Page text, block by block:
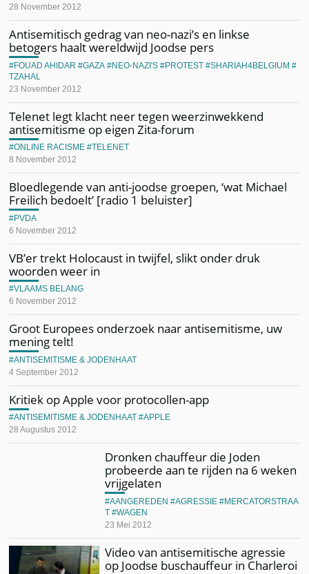
28 November 2012
Antisemitisch gedrag van neo-nazi’s en linkse
betogers haalt wereldwijd Joodse pers
23 November 2012
FOUAD AHIDAR GAZA NEO-NAZI'S PROTEST
SHARIAH4BELGIUM
TZAHAL
Telenet legt klacht neer tegen weerzinwekkend
antisemitisme op eigen Zita-forum
8 November 2012
ONLINE RACISME TELENET
Bloedlegende van anti-joodse groepen, ‘wat Michael
Freilich bedoelt’ [radio 1 beluister]
6 November 2012
PVDA
VB’er trekt Holocaust in twijfel, slikt onder druk
woorden weer in
6 November 2012
VLAAMS BELANG
Groot Europees onderzoek naar antisemitisme, uw
mening telt!
4 September 2012
ANTISEMITISME & JODENHAAT
Kritiek op Apple voor protocollen-app
28 Augustus 2012
ANTISEMITISME & JODENHAAT APPLE
Dronken chauffeur die Joden
probeerde aan te rijden na 6 weken
vrijgelaten
23 Mei 2012
AANGEREDEN AGRESSIE
MERCATORSTRAA
T
WAGEN
Video van antisemitische agressie
op Joodse buschauffeur in Charleroi